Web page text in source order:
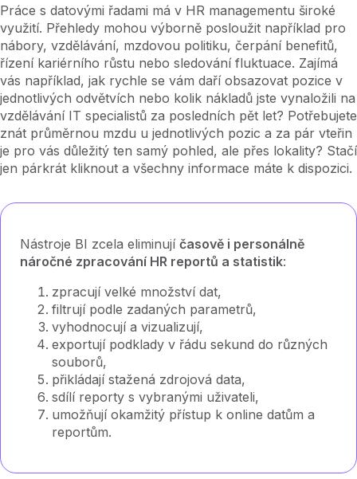
Práce s datovými řadami má v HR managementu široké
využití. Přehledy mohou výborně posloužit například pro
nábory, vzdělávání, mzdovou politiku, čerpání benefitů,
řízení kariérního růstu nebo sledování fluktuace. Zajímá
vás například, jak rychle se vám daří obsazovat pozice v
jednotlivých odvětvích nebo kolik nákladů jste vynaložili na
vzdělávání IT specialistů za posledních pět let? Potřebujete
znát průměrnou mzdu u jednotlivých pozic a za pár vteřin
je pro vás důležitý ten samý pohled, ale přes lokality? Stačí
jen párkrát kliknout a všechny informace máte k dispozici.
Nástroje BI zcela eliminují časově i personálně
náročné zpracování HR reportů a statistik:
zpracují velké množství dat,
filtrují podle zadaných parametrů,
vyhodnocují a vizualizují,
exportují podklady v řádu sekund do různých
souborů,
přikládají stažená zdrojová data,
sdílí reporty s vybranými uživateli,
umožňují okamžitý přístup k online datům a
reportům.